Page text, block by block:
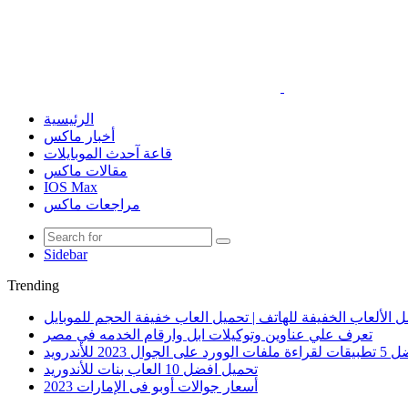
الرئيسية
أخبار ماكس
قاعة آحدث الموبايلات
مقالات ماكس
IOS Max
مراجعات ماكس
Sidebar
Trending
الألعاب الخفيفة للهاتف | تحميل العاب خفيفة الحجم للموبايل
تعرف علي عناوين وتوكيلات ابل وارقام الخدمه في مصر
على الجوال 2023 للأندرويد
تحميل افضل 10 العاب بنات للأندوريد
أسعار جوالات أوبو فى الإمارات 2023